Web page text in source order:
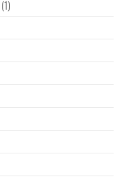
(1)